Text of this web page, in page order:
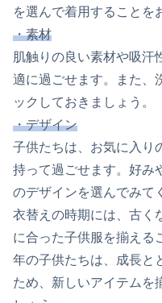
を選んで着用することを
・素材
肌触りの良い素材や吸汗
適に過ごせます。また、
ックしておきましょう。
・デザイン
子供たちは、お気に入り
持って過ごせます。好み
のデザインを選んでみて
衣替えの時期には、古く
に合った子供服を揃える
年の子供たちは、成長と
ため、新しいアイテムを